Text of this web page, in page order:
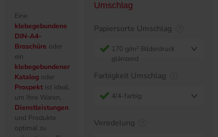
Eine
klebegebundene
DIN-A4-
Broschüre oder
ein
klebegebundener
Katalog oder
Prospekt ist ideal,
um Ihre Waren,
Dienstleistungen
und Produkte
optimal zu
Umschlag
Papiersorte Umschlag
170 g/m² Bilderdruck
glänzend
Farbigkeit Umschlag
4/4-farbig
Veredelung